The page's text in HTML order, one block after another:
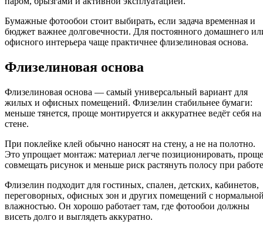
Бумажные фотообои стоит выбирать, если задача временная и
бюджет важнее долговечности. Для постоянного домашнего
офисного интерьера чаще практичнее флизелиновая основа.
Флизелиновая основа
Флизелиновая основа — самый универсальный вариант для
жилых и офисных помещений. Флизелин стабильнее бумаги:
меньше тянется, проще монтируется и аккуратнее ведёт себя на
стене.
При поклейке клей обычно наносят на стену, а не на полотно.
Это упрощает монтаж: материал легче позиционировать, проще
совмещать рисунок и меньше риск растянуть полосу при
Флизелин подходит для гостиных, спален, детских, кабинетов,
переговорных, офисных зон и других помещений с
влажностью. Он хорошо работает там, где фотообои должны
висеть долго и выглядеть аккуратно.